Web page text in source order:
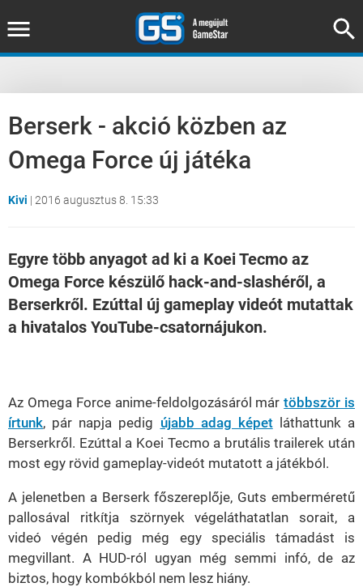
Berserk - akció közben az
Omega Force új játéka
Kivi | 2016 augusztus 8. 15:33
Egyre több anyagot ad ki a Koei Tecmo az
Omega Force készülő hack-and-slashéről, a
Berserkről. Ezúttal új gameplay videót mutattak
a hivatalos YouTube-csatornájukon.
Az Omega Force anime-feldolgozásáról mártöbbször is
írtunk, pár napja pedig újabb adag képetláthattunk a
Berserkről. Ezúttal a Koei Tecmo a brutális trailerek után
most egy rövid gameplay-videót mutatott a játékból.
A jelenetben a Berserk főszereplője, Guts emberméretű
pallosával ritkítja szörnyek végeláthatatlan sorait, a
videó végén pedig még egy speciális támadást is
megvillant. A HUD-ról ugyan még semmi infó, de az
biztos, hogy kombókból nem lesz hiány.